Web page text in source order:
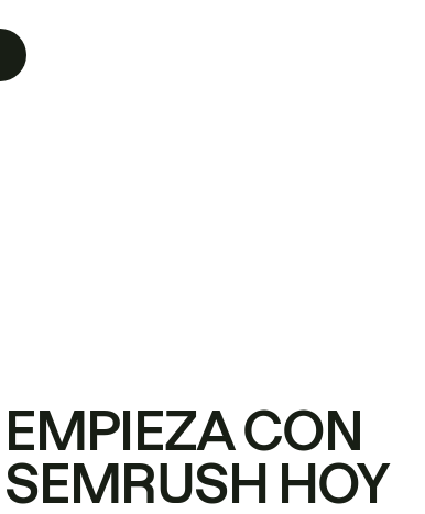
EMPIEZA CON
SEMRUSH HOY